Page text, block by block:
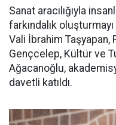
Sanat aracılığıyla
farkındalık
Vali İbrahim Taşyapan,
Gençcelep, Kültür ve
Ağacanoğlu,
davetli katıldı.